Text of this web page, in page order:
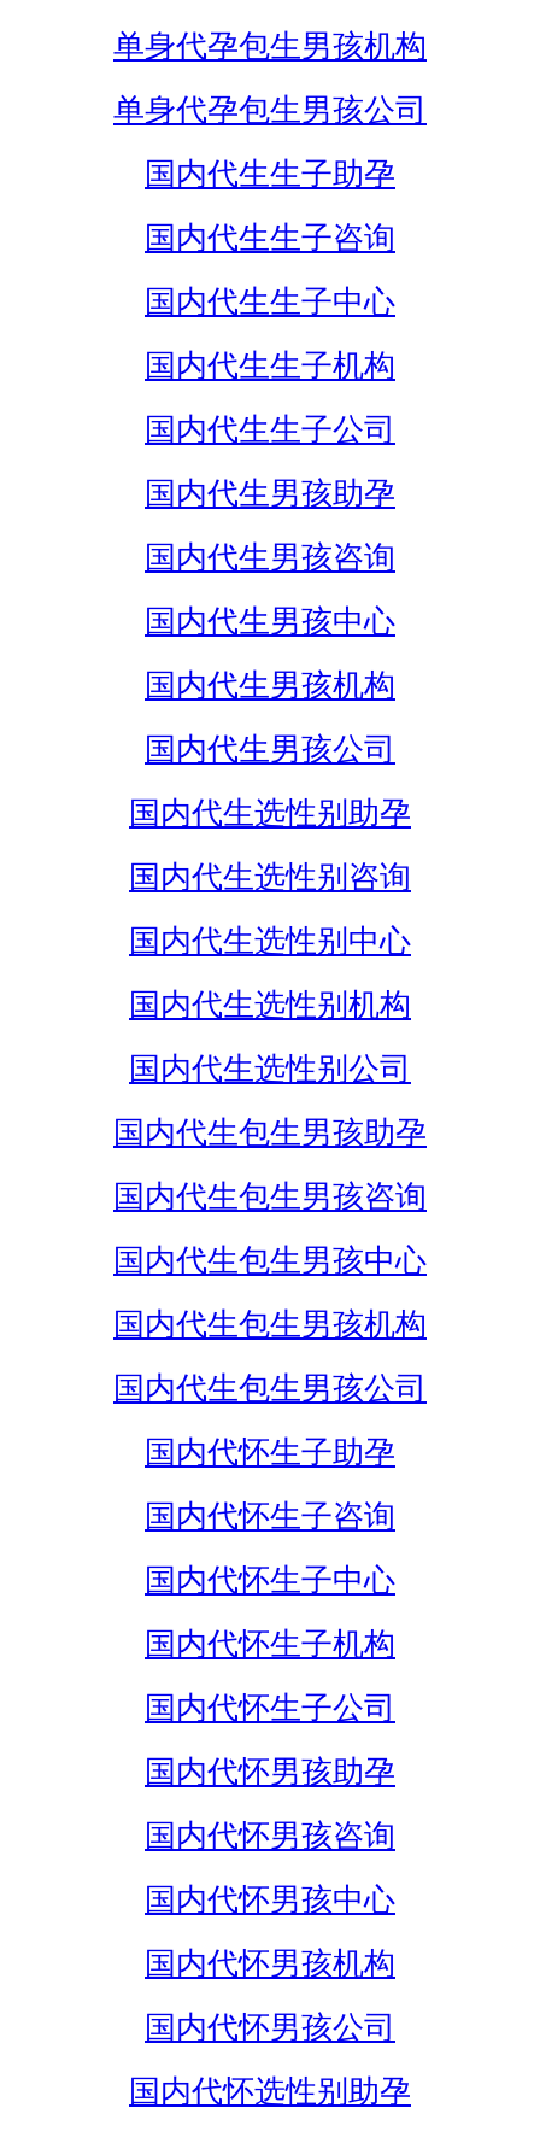
单身代孕包生男孩机构
单身代孕包生男孩公司
国内代生生子助孕
国内代生生子咨询
国内代生生子中心
国内代生生子机构
国内代生生子公司
国内代生男孩助孕
国内代生男孩咨询
国内代生男孩中心
国内代生男孩机构
国内代生男孩公司
国内代生选性别助孕
国内代生选性别咨询
国内代生选性别中心
国内代生选性别机构
国内代生选性别公司
国内代生包生男孩助孕
国内代生包生男孩咨询
国内代生包生男孩中心
国内代生包生男孩机构
国内代生包生男孩公司
国内代怀生子助孕
国内代怀生子咨询
国内代怀生子中心
国内代怀生子机构
国内代怀生子公司
国内代怀男孩助孕
国内代怀男孩咨询
国内代怀男孩中心
国内代怀男孩机构
国内代怀男孩公司
国内代怀选性别助孕